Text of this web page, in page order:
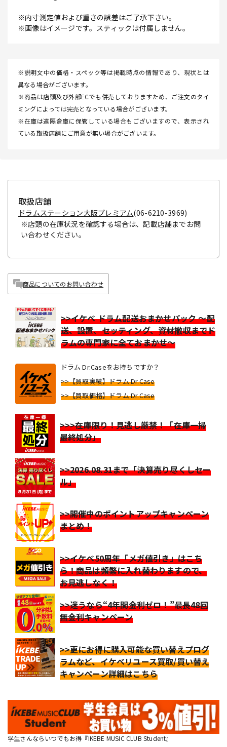
※内寸測定値および重さの誤差はご了承下さい。
※画像はイメージです。スティックは付属しません。
※説明文中の価格・スペック等は掲載時点の情報であり、現状とは
異なる場合がございます。
※商品は店頭及び外部ECでも併売しておりますため、ご注文のタイ
ミングによっては完売となっている場合がございます。
※在庫は遠隔倉庫に保管している場合もございますので、表示され
ている取扱店舗にご用意が無い場合がございます。
取扱店舗
ドラムステーション大阪プレミアム(06-6210-3969)
※店頭の在庫状況を確認する場合は、記載店舗までお問
い合わせください。
商品についてのお問い合わせ
>>イケベ ドラム配送おまかせパック ～配
送、設置、セッティング、資材撤収までド
ラムの専門家に全ておまかせ～
ドラム Dr.Caseをお持ちですか？
>>【買取実績】ドラム Dr.Case
>>【買取価格】ドラム Dr.Case
>>>在庫限り！見逃し厳禁！「在庫一掃
最終処分」
>>2026.08.31まで「決算売り尽くしセー
ル」
>>開催中のポイントアップキャンペーン
まとめ！
>>イケベ50周年「メガ値引き」はこち
ら！商品は頻繁に入れ替わりますので、
お見逃しなく！
>>迷うなら“4年間金利ゼロ！”最長48回
無金利キャンペーン
>>更にお得に購入可能な買い替えプログ
ラムなど、イケベリユース買取/買い替え
キャンペーン詳細はこちら
学生さんならいつでもお得『IKEBE MUSIC CLUB Student』